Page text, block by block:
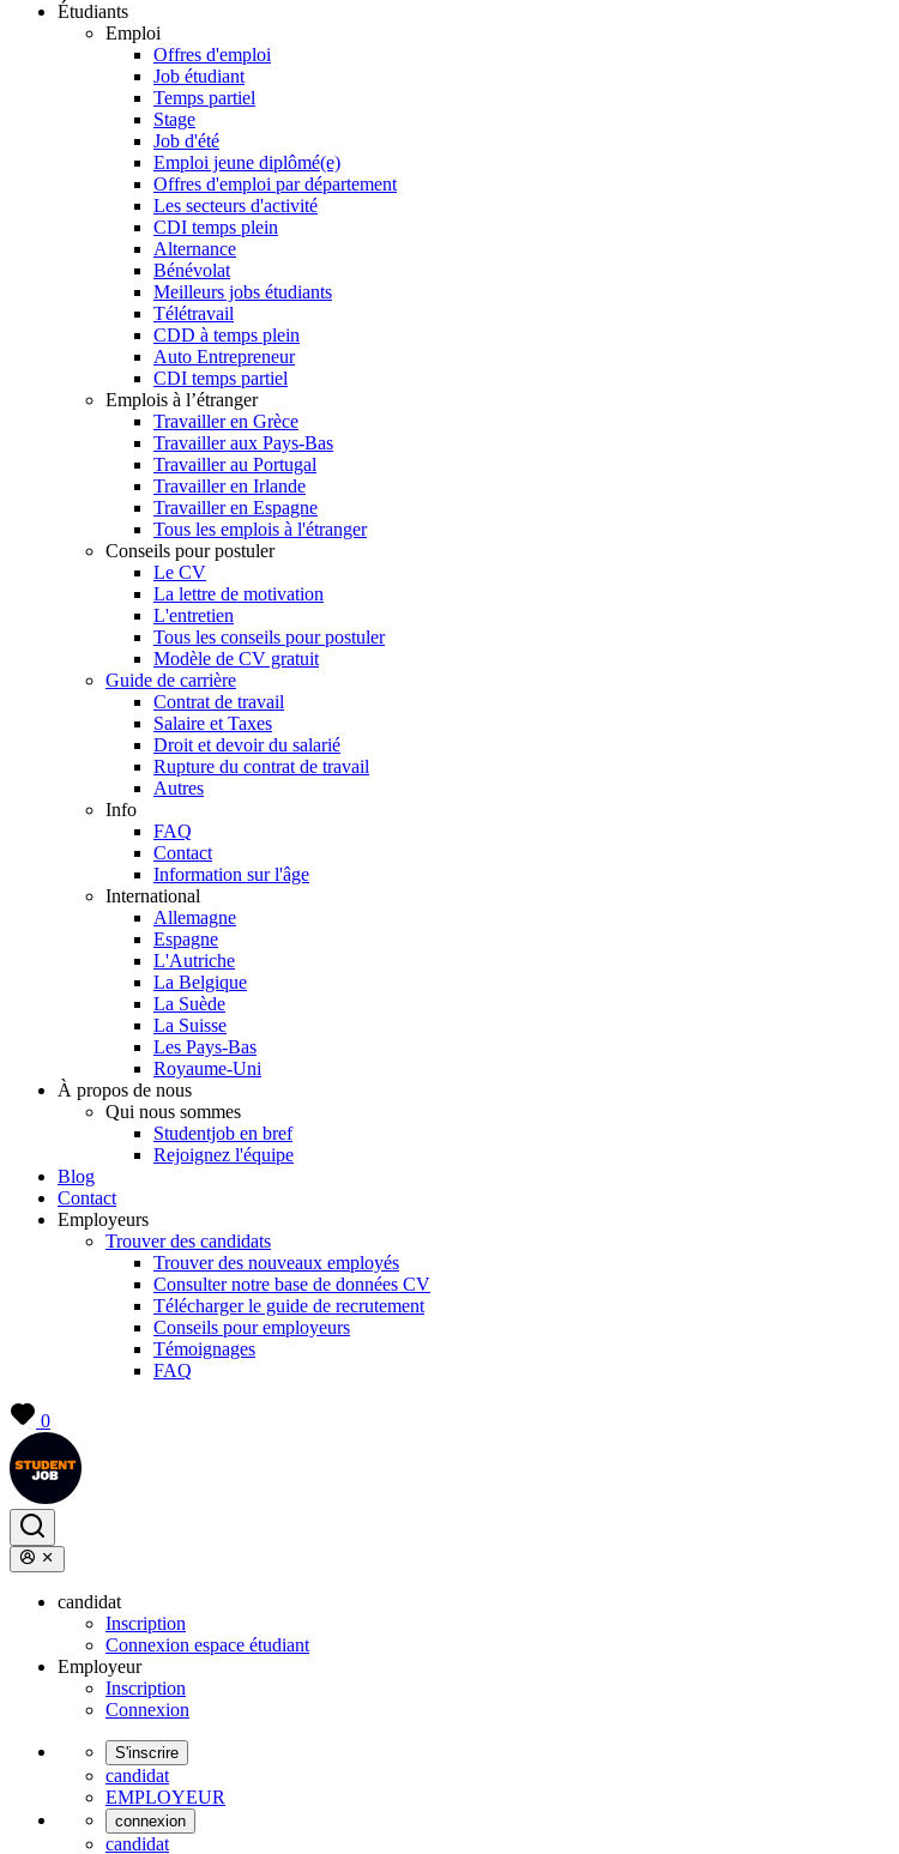
Étudiants
Emploi
Offres d'emploi
Job étudiant
Temps partiel
Stage
Job d'été
Emploi jeune diplômé(e)
Offres d'emploi par département
Les secteurs d'activité
CDI temps plein
Alternance
Bénévolat
Meilleurs jobs étudiants
Télétravail
CDD à temps plein
Auto Entrepreneur
CDI temps partiel
Emplois à l’étranger
Travailler en Grèce
Travailler aux Pays-Bas
Travailler au Portugal
Travailler en Irlande
Travailler en Espagne
Tous les emplois à l'étranger
Conseils pour postuler
Le CV
La lettre de motivation
L'entretien
Tous les conseils pour postuler
Modèle de CV gratuit
Guide de carrière
Contrat de travail
Salaire et Taxes
Droit et devoir du salarié
Rupture du contrat de travail
Autres
Info
FAQ
Contact
Information sur l'âge
International
Allemagne
Espagne
L'Autriche
La Belgique
La Suède
La Suisse
Les Pays-Bas
Royaume-Uni
À propos de nous
Qui nous sommes
Studentjob en bref
Rejoignez l'équipe
Blog
Contact
Employeurs
Trouver des candidats
Trouver des nouveaux employés
Consulter notre base de données CV
Télécharger le guide de recrutement
Conseils pour employeurs
Témoignages
FAQ
0
candidat
Inscription
Connexion espace étudiant
Employeur
Inscription
Connexion
S'inscrire
candidat
EMPLOYEUR
connexion
candidat